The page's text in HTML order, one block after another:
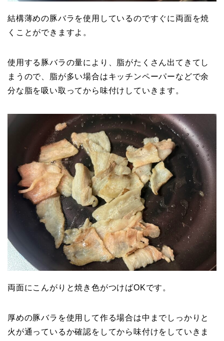
結構薄めの豚バラを使用しているのですぐに両面を焼
くことができますよ。
使用する豚バラの量により、脂がたくさん出てきてし
まうので、脂が多い場合はキッチンペーパーなどで余
分な脂を吸い取ってから味付けしていきます。
両面にこんがりと焼き色がつけばOKです。
厚めの豚バラを使用して作る場合は中までしっかりと
火が通っているか確認をしてから味付けをしていきま